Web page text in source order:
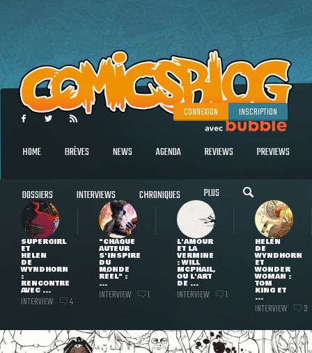
CONNEXION INSCRIPTION
HOME BRÈVES NEWS AGENDA REVIEWS PREVIEWS
DOSSIERS INTERVIEWS CHRONIQUES PLUS
SUPERGIRL
ET
HELEN
DE
WYNDHORN
:
RENCONTRE
AVEC ...
INTERVIEW 4
"CHAQUE
AUTEUR
S'INSPIRE
DU
MONDE
RÉEL" :
...
INTERVIEW 1
L'AMOUR
ET LA
VERMINE
: WILL
MCPHAIL,
OU L'ART
DE ...
INTERVIEW 1
HELEN
DE
WYNDHORN
ET
WONDER
WOMAN :
TOM
KING ET
...
INTERVIEW 3